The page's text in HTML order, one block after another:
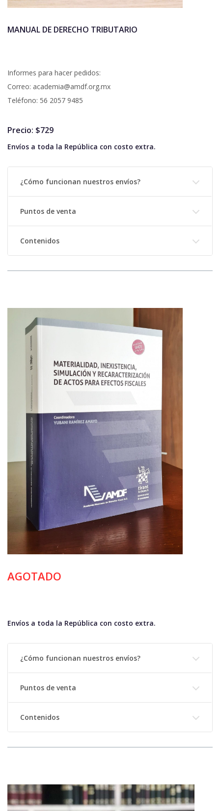
MANUAL DE DERECHO TRIBUTARIO
Informes para hacer pedidos:
Correo: academia@amdf.org.mx
Teléfono: 56 2057 9485
Precio: $729
Envíos a toda la República con costo extra.
¿Cómo funcionan nuestros envíos?
Puntos de venta
Contenidos
AGOTADO
Envíos a toda la República con costo extra.
¿Cómo funcionan nuestros envíos?
Puntos de venta
Contenidos